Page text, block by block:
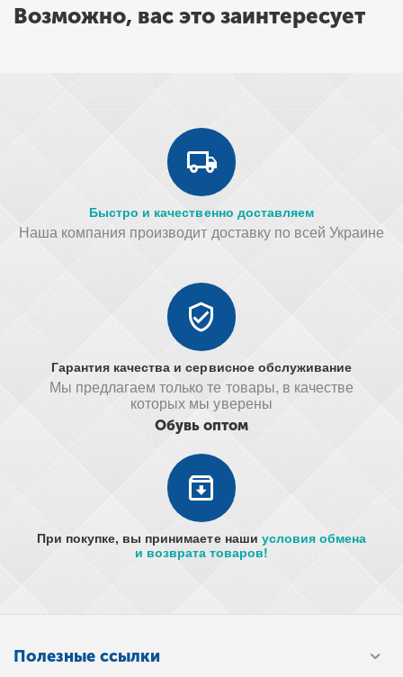
Возможно, вас это заинтересует
Быстро и качественно доставляем
Наша компания производит доставку по всей Украине
Гарантия качества и сервисное обслуживание
Мы предлагаем только те товары, в качестве
которых мы уверены
Обувь оптом
При покупке, вы принимаете наши условия обмена
и возврата товаров!
Полезные ссылки